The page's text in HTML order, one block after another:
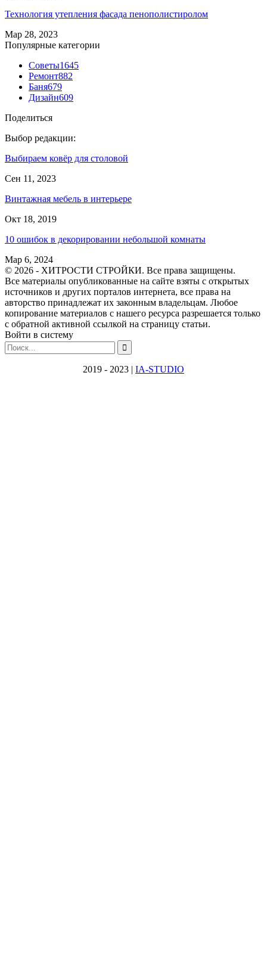
Технология утепления фасада пенополистиролом
Мар 28, 2023
Популярные категории
Советы1645
Ремонт882
Баня679
Дизайн609
Поделиться
Выбор редакции:
Выбираем ковёр для столовой
Сен 11, 2023
Винтажная мебель в интерьере
Окт 18, 2019
10 ошибок в декорировании небольшой комнаты
Мар 6, 2024
© 2026 - ХИТРОСТИ СТРОЙКИ. Все права защищены.
Все материалы опубликованные на сайте взяты с открытых
источников и других порталов интернета, все права на
авторство принадлежат их законным владельцам. Любое
копирование материалов с нашего ресурса разрешается только
с обратной активной ссылкой на страницу статьи.
Войти в систему
2019 - 2023 | IA-STUDIO